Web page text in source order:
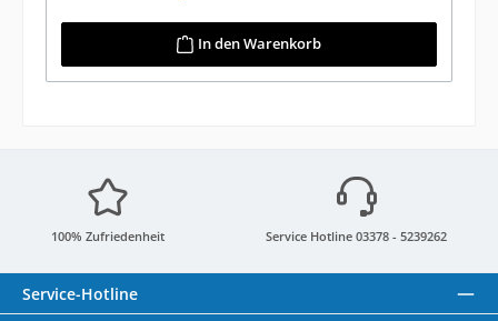
In den Warenkorb
100% Zufriedenheit Service Hotline 03378 - 5239262
Service-Hotline